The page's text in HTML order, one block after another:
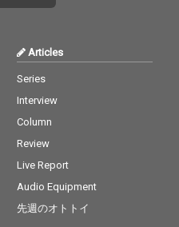
Articles
Series
Interview
Column
Review
Live Report
Audio Equipment
先週のオトトイ